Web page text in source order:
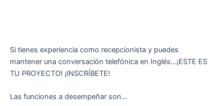
Si tienes experiencia como recepcionista y puedes
mantener una conversación telefónica en Inglés…¡ESTE ES
TU PROYECTO! ¡INSCRÍBETE!
Las funciones a desempeñar son…